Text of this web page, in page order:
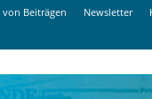
Beiträgen Newsletter